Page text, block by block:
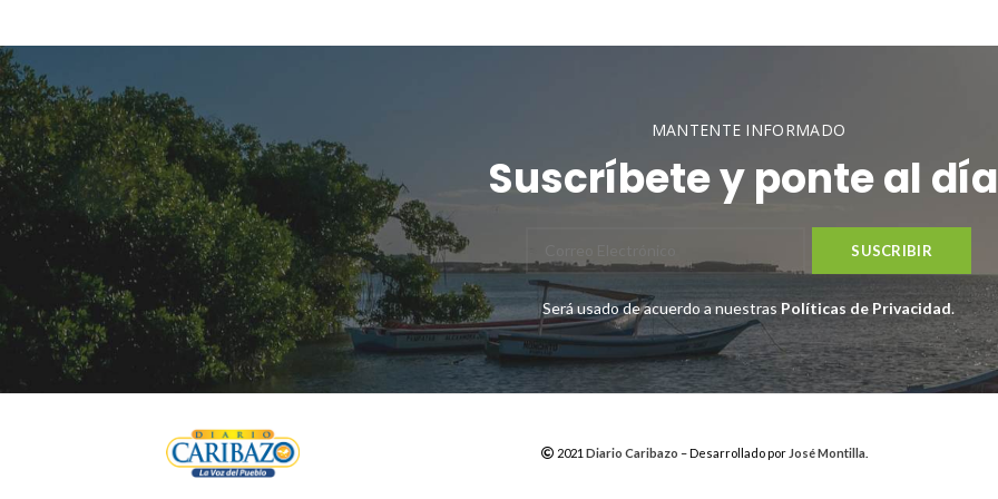
MANTENTE INFORMADO
Suscríbete y ponte al
Será usado de acuerdo a nuestras Políticas de Privacidad.
2021Diario Caribazo – Desarrollado por José Montilla